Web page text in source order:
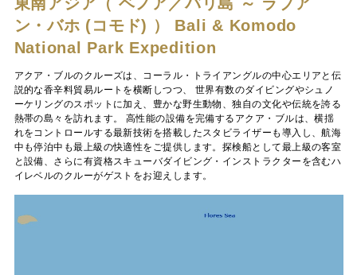
ン・バホ (コモド) ） Bali & Komodo
National Park Expedition
アクア・ブルのクルーズは、コーラル・トライアングルの中心エリアと伝
説的な香辛料貿易ルートを横断しつつ、 世界有数のダイビングやシュノ
ーケリングのスポットに加え、豊かな野生動物、独自の文化や伝統を誇る
熱帯の島々を訪れます。 高性能の設備を完備するアクア・ブルは、横揺
れをコントロールする最新技術を搭載したスタビライザーも導入し、航海
中も停泊中も最上級の快適性をご提供します。探検船として最上級の客室
と設備、さらに有資格スキューバダイビング・インストラクターを含むハ
イレベルのクルーがゲストをお迎えします。